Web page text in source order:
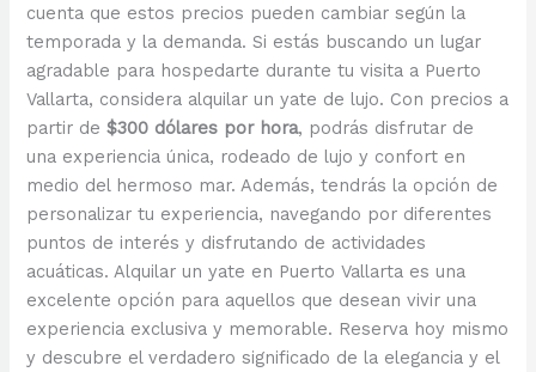
cuenta que estos precios pueden cambiar según la
temporada y la demanda. Si estás buscando un lugar
agradable para hospedarte durante tu visita a Puerto
Vallarta, considera alquilar un yate de lujo. Con precios a
partir de$300 dólares por hora, podrás disfrutar de
una experiencia única, rodeado de lujo y confort en
medio del hermoso mar. Además, tendrás la opción de
personalizar tu experiencia, navegando por diferentes
puntos de interés y disfrutando de actividades
acuáticas. Alquilar un yate en Puerto Vallarta es una
excelente opción para aquellos que desean vivir una
experiencia exclusiva y memorable. Reserva hoy mismo
y descubre el verdadero significado de la elegancia y el